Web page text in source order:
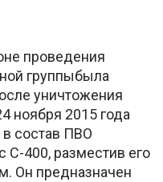
проведения
группыбыла
уничтожения
ноября 2015 года
состав ПВО
С-400, разместив его
Он предназначен